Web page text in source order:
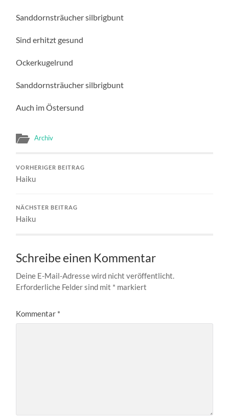
Sanddornsträucher silbrigbunt
Sind erhitzt gesund
Ockerkugelrund
Sanddornsträucher silbrigbunt
Auch im Östersund
Archiv
VORHERIGER BEITRAG
Haiku
NÄCHSTER BEITRAG
Haiku
Schreibe einen Kommentar
Deine E-Mail-Adresse wird nicht veröffentlicht.
Erforderliche Felder sind mit * markiert
Kommentar *